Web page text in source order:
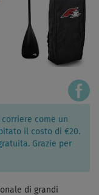
come un
il costo di €20.
Grazie per
di grandi